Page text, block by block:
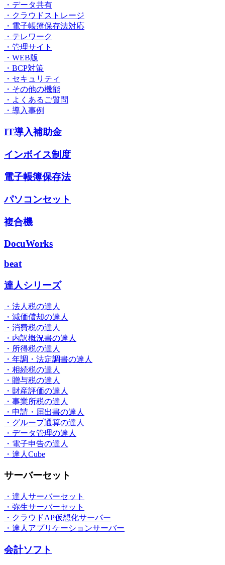
・データ共有
・クラウドストレージ
・電子帳簿保存法対応
・テレワーク
・管理サイト
・WEB版
・BCP対策
・セキュリティ
・その他の機能
・よくあるご質問
・導入事例
IT導入補助金
インボイス制度
電子帳簿保存法
パソコンセット
複合機
DocuWorks
beat
達人シリーズ
・法人税の達人
・減価償却の達人
・消費税の達人
・内訳概況書の達人
・所得税の達人
・年調・法定調書の達人
・相続税の達人
・贈与税の達人
・財産評価の達人
・事業所税の達人
・申請・届出書の達人
・グループ通算の達人
・データ管理の達人
・電子申告の達人
・達人Cube
サーバーセット
・達人サーバーセット
・弥生サーバーセット
・クラウドAP仮想化サーバー
・達人アプリケーションサーバー
会計ソフト